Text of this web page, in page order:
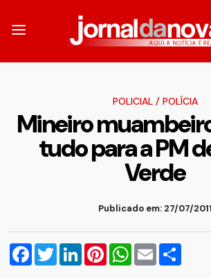
POLICIAL/ POLÍCIA
Mineiro
tudo para a PM
Verde
Publicado em: 27/07/2011
Facebook
TwitterLinkedInPinterestWhatsApp
Email